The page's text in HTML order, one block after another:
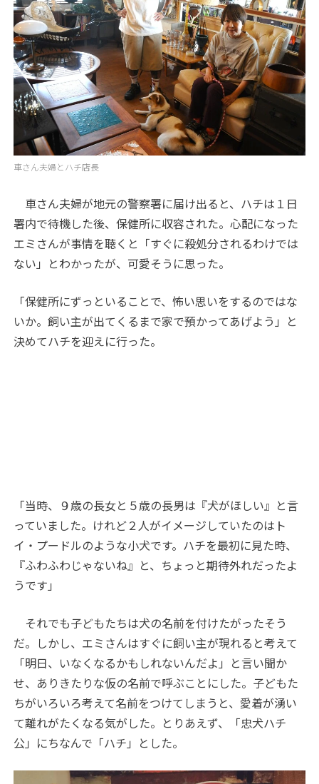
車さん夫婦とハチ店長
車さん夫婦が地元の警察署に届け出ると、ハチは１日
署内で待機した後、保健所に収容された。心配になった
エミさんが事情を聴くと「すぐに殺処分されるわけでは
ない」とわかったが、可愛そうに思った。
「保健所にずっといることで、怖い思いをするのではな
いか。飼い主が出てくるまで家で預かってあげよう」と
決めてハチを迎えに行った。
「当時、９歳の長女と５歳の長男は『犬がほしい』と言
っていました。けれど２人がイメージしていたのはト
イ・プードルのような小犬です。ハチを最初に見た時、
『ふわふわじゃないね』と、ちょっと期待外れだったよ
うです」
それでも子どもたちは犬の名前を付けたがったそう
だ。しかし、エミさんはすぐに飼い主が現れると考えて
「明日、いなくなるかもしれないんだよ」と言い聞か
せ、ありきたりな仮の名前で呼ぶことにした。子どもた
ちがいろいろ考えて名前をつけてしまうと、愛着が湧い
て離れがたくなる気がした。とりあえず、「忠犬ハチ
公」にちなんで「ハチ」とした。